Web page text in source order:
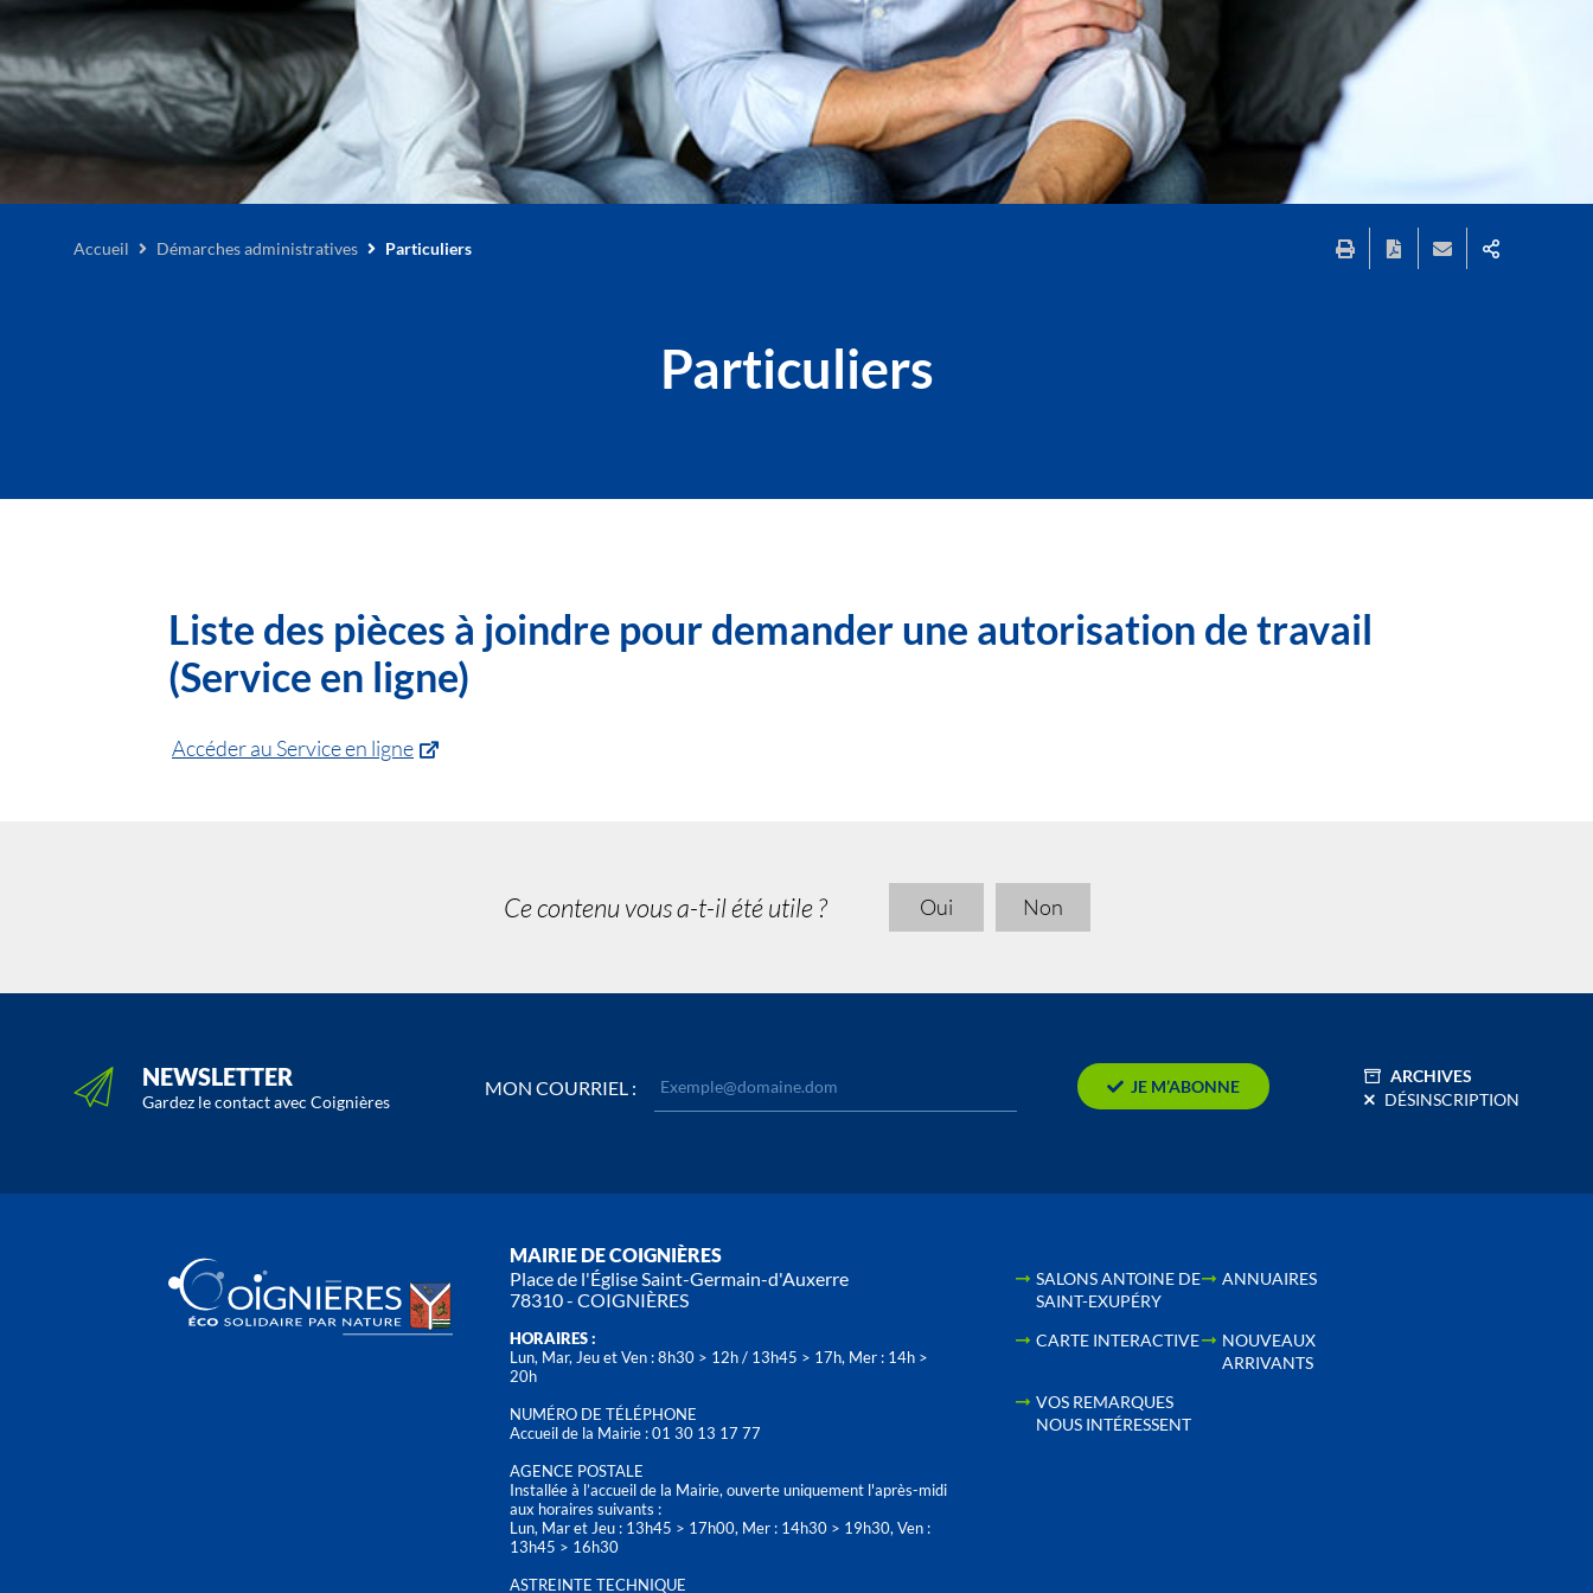
Accueil Démarches administratives Particuliers
Particuliers
Liste des pièces à joindre pour demander une autorisation de travail
(Service en ligne)
Accéder au Service en ligne
Ce contenu vous a-t-il été utile ? Oui Non
NEWSLETTER
Gardez le contact avec Coignières
MON COURRIEL : JE M’ABONNE
ARCHIVES
DÉSINSCRIPTION
MAIRIE DE COIGNIÈRES
Place de l'Église Saint-Germain-d'Auxerre
78310 - COIGNIÈRES
HORAIRES :
Lun, Mar, Jeu et Ven : 8h30 > 12h / 13h45 > 17h, Mer : 14h >
20h
NUMÉRO DE TÉLÉPHONE
Accueil de la Mairie : 01 30 13 17 77
AGENCE POSTALE
Installée à l’accueil de la Mairie, ouverte uniquement l'après-midi
aux horaires suivants :
Lun, Mar et Jeu : 13h45 > 17h00, Mer : 14h30 > 19h30, Ven :
13h45 > 16h30
ASTREINTE TECHNIQUE
SALONS ANTOINE DE
SAINT-EXUPÉRY
ANNUAIRES
CARTE INTERACTIVE
NOUVEAUX
ARRIVANTS
VOS REMARQUES
NOUS INTÉRESSENT